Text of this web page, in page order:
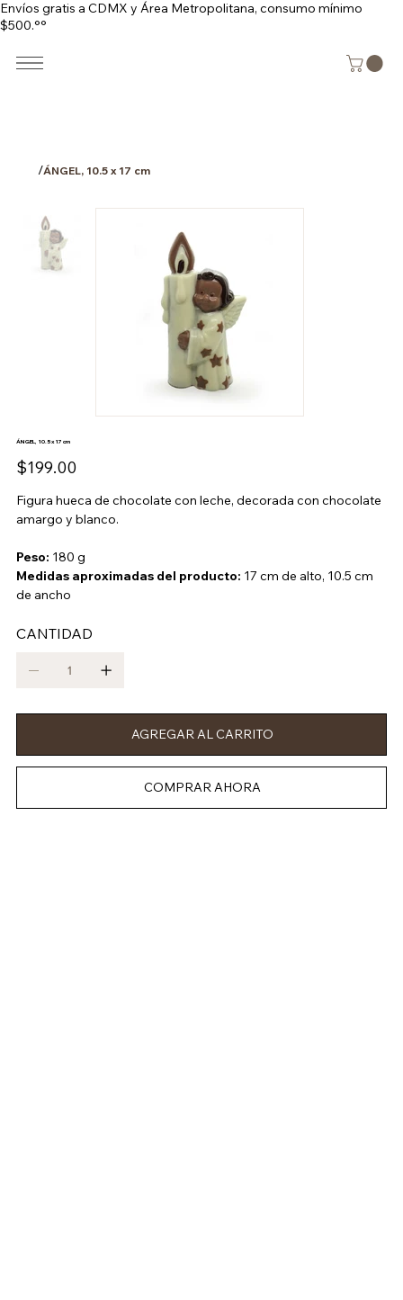
Envíos gratis a CDMX y Área Metropolitana, consumo mínimo
$500.°°
/ÁNGEL, 10.5 x 17 cm
ÁNGEL, 10.5 x 17 cm
Precio
$199.00
Figura hueca de chocolate con leche, decorada con chocolate
amargo y blanco.
Peso: 180 g
Medidas aproximadas del producto: 17 cm de alto, 10.5 cm
de ancho
CANTIDAD
AGREGAR AL CARRITO
COMPRAR AHORA